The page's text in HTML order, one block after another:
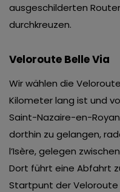
ausgeschilderten
durchkreuzen.
Veloroute Belle Via
Wir wählen die
Kilometer lang ist und
Saint-Nazaire-en-
dorthin zu gelangen,
l’Isère, gelegen
Dort führt eine Abfahrt
Startpunt der Veloroute